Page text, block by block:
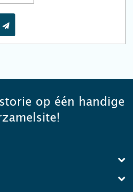
op één handige